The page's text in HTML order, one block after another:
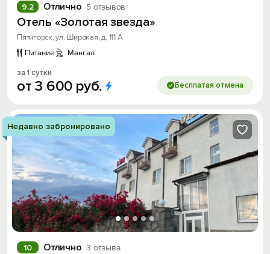
Отлично 5 отзывов
9.2
Отель «Золотая звезда»
Пятигорск, ул. Широкая, д. 111 А
Питание
Мангал
за 1 сутки
от3 600 руб. Бесплатая отмена
Недавно забронировано
Отлично 3 отзыва
10